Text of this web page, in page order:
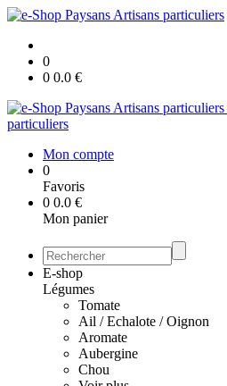
0
0 0.0 €
particuliers
Mon compte
0
Favoris
0 0.0 €
Mon panier
E-shop
Légumes
Tomate
Ail / Echalote / Oignon
Aromate
Aubergine
Chou